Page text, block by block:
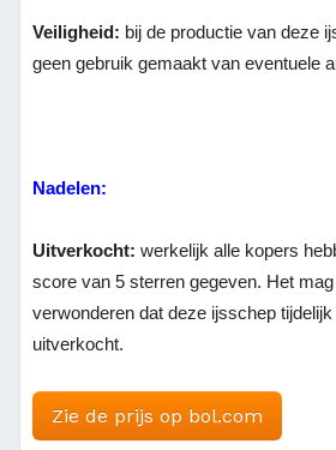
Veiligheid: bij de productie van deze
geen gebruik gemaakt van eventuele
Nadelen:
Uitverkocht:werkelijk alle kopers
score van 5 sterren gegeven. Het
verwonderen dat deze ijsschep
uitverkocht.
Zie de prijs op bol.com